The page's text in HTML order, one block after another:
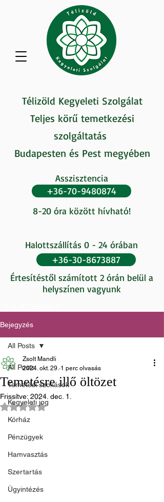
Télizöld Kegyeleti Szolgálat
Teljes körű temetkezési
szolgáltatás
Budapesten és Pest megyében
Asszisztencia
8-20 óra között hívható!
+36-70-9480874
Halottszállítás 0 - 24 órában
Értesítéstől számított 2 órán belül a
helyszínen vagyunk
+36-30-8673887
Bejegyzés
All Posts
Temetési szokások
Kegyeleti jog
Kórház
Pénzügyek
Hamvasztás
Szertartás
Ügyintézés
All Posts
Temetésre illő öltözet
Zsolt Mandli
2024. okt. 29. 1 perc olvasás
Frissítve: 2024. dec. 1.
NaN csillagot kapott az 5-ből.